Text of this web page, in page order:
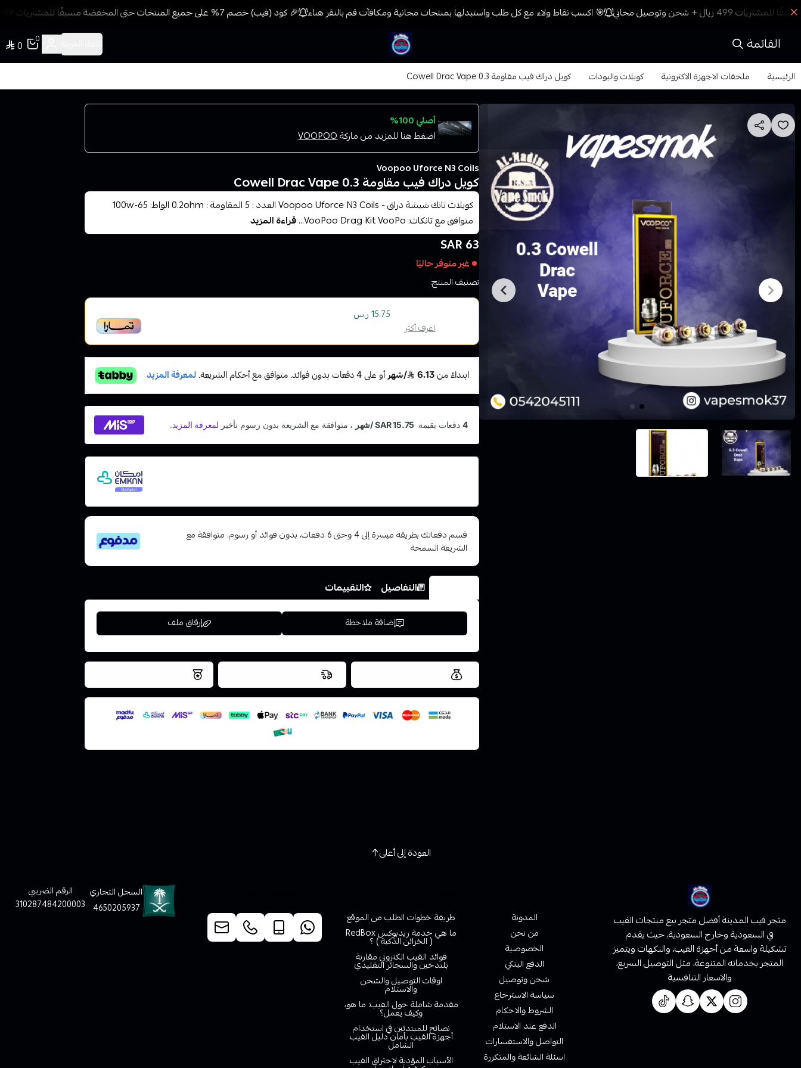
🎯 اكسب نقاط ولاء مع كل طلب واستبدلها بمنتجات مجانية ومكافآت قم بالنقر هناء 🎉 كود (فيب) خصم 7% على جميع المنتجات حتى المخفضة مسبقًا للمشتريات 499 ريال + شحن وتوصيل مجاني
القائمة فيب المدينة
0
0
الرئيسية ملحقات الاجهزة الاكترونية كويلات والبودات كويل دراك فيب مقاومة 0.3 Cowell Drac Vape
أصلي 100%
اضغط هنا للمزيد من ماركةVOOPOO
Voopoo Uforce N3 Coils
كويل دراك فيب مقاومة 0.3 Cowell Drac Vape
كويلات تانك شيشة دراق - Voopoo Uforce N3 Coils العدد : 5 المقاومة : 0.2ohm الواط: 65-100w
متوافق مع تانكات: VooPoo Drag Kit VooPo...
قراءة المزيد
63 SAR
غير متوفر حاليًا
تصنيف المنتج:
15.75 ر.س على
الإسلاميةاعرف أكثر
قسم دفعاتك بطريقة ميسرة إلى 4 وحتى 6 دفعات، بدون فوائد أو رسوم. متوافقة مع
الشريعة السمحة
التفاصيل التقييمات
إضافة ملاحظة إرفاق ملف
اسحب و افلت الملف هنا
استعراض
العروض والشحن مجاني نتميز بلجودة والتخزين الامن
العودة إلى أعلى
متجر فيب المدينة أفضل متجر بيع منتجات الفيب
في السعودية وخارج السعودية، حيث يقدم
تشكيلة واسعة من أجهزة الفيب، والنكهات ويتميز
المتجر بخدماته المتنوعة، مثل التوصيل السريع،
والاسعار التنافسية
المدونة
من نحن
الخصوصية
الدفع البنكي
شحن وتوصيل
سياسة الاسترجاع
الشروط والاحكام
الدفع عند الاستلام
التواصل والاستفسارات
اسئلة الشائعة والمتكررة
طريقة خطوات الطلب من الموقع
ما هي خدمة ريدبوكس RedBox
( الخزائن الذكية ) ؟
فوائد الفيب الكتروني مقارنة
بلتدخين والسجائر التقليدي
اوقات التوصيل والشحن
والاستلام
مقدمة شاملة حول الفيب: ما هو،
وكيف يعمل؟
نصائح للمبتدئين في استخدام
أجهزة الفيب بأمان دليل الفيب
الشامل
الأسباب المؤدية لاحتراق الفيب
السجل التجاري
4650205937
الرقم الضريبي
310287484200003